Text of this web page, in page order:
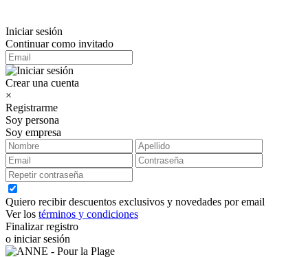
Iniciar sesión
Continuar como invitado
Crear una cuenta
×
Registrarme
Soy persona
Soy empresa
Quiero recibir descuentos exclusivos y novedades por email
Ver los términos y condiciones
Finalizar registro
o iniciar sesión